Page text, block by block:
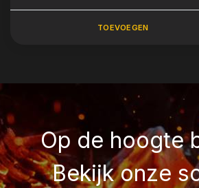
TOEVOEGEN
Op de hoogte
Bekijk onze